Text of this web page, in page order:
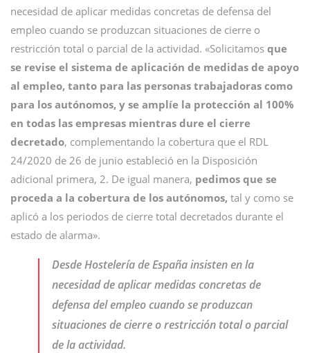
necesidad de aplicar medidas concretas de defensa del
empleo cuando se produzcan situaciones de cierre o
restricción total o parcial de la actividad. «Solicitamos que
se revise el sistema de aplicación de medidas de apoyo
al empleo, tanto para las personas trabajadoras como
para los autónomos, y se amplíe la protección al 100%
en todas las empresas mientras dure el cierre
decretado, complementando la cobertura que el RDL
24/2020 de 26 de junio estableció en la Disposición
adicional primera, 2. De igual manera, pedimos que se
proceda a la cobertura de los autónomos, tal y como se
aplicó a los periodos de cierre total decretados durante el
estado de alarma».
Desde Hostelería de España insisten en la
necesidad de aplicar medidas concretas de
defensa del empleo cuando se produzcan
situaciones de cierre o restricción total o parcial
de la actividad.